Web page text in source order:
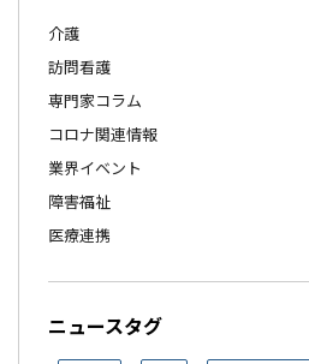
介護
訪問看護
専門家コラム
コロナ関連情報
業界イベント
障害福祉
医療連携
ニュースタグ